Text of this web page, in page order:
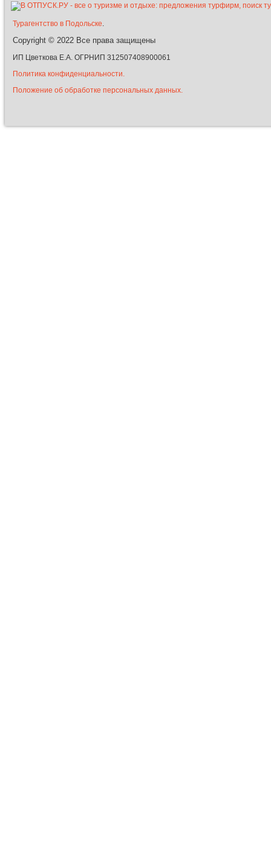
Турагентство в Подольске.
Copyright © 2022 Все права защищены
ИП Цветкова Е.А. ОГРНИП 312507408900061
Политика конфиденциальности.
Положение об обработке персональных данных.